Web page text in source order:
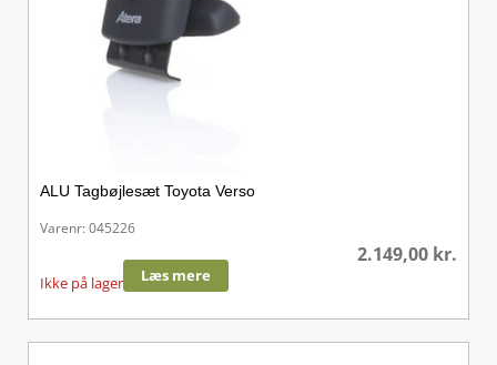
ALU Tagbøjlesæt Toyota Verso
Varenr: 045226
2.149,00 kr.
Ikke på lager Læs mere